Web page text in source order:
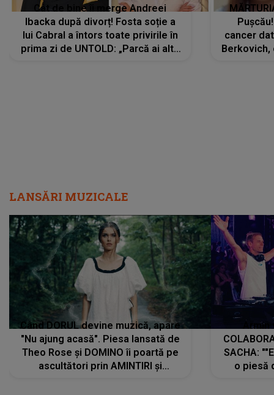
Cât de bine îi merge Andreei
Ibacka după divorț! Fosta soție a
lui Cabral a întors toate privirile în
prima zi de UNTOLD: „Parcă ai altă
cancer
LANSĂRI MUZICALE
Când DORUL devine muzică, apare
"Nu ajung acasă". Piesa lansată de
Theo Rose și DOMINO îi poartă pe
ascultători prin AMINTIRI și
SACHA:
o piesă